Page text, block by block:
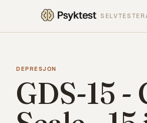
SELVTESTER
DEPRESJON
GDS-15